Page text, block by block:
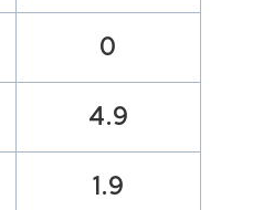
0
4.9
1.9